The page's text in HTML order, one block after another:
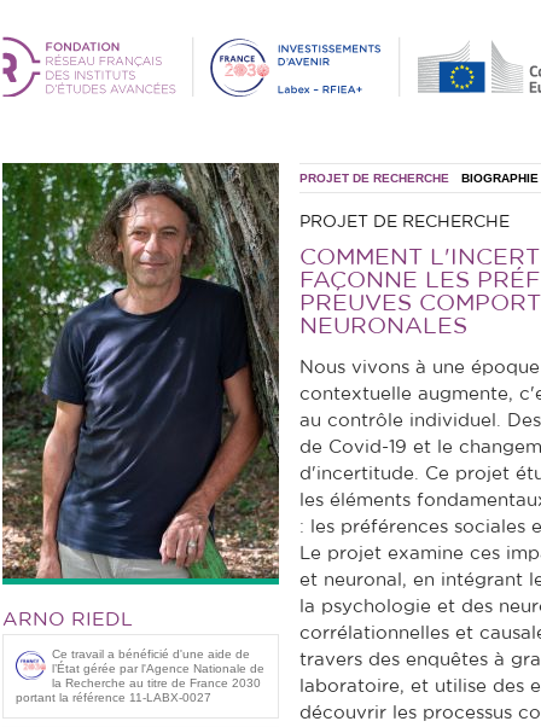
ARNO RIEDL
Ce travail a bénéficié d'une aide de
l’État gérée par l'Agence Nationale de
la Recherche au titre de France 2030
portant la référence 11-LABX-0027
PROJET DE RECHERCHE BIOGRAPHIE
PROJET DE RECHERCHE
COMMENT
FAÇONNE LES
PREUVES
NEURONALES
Nous vivons à une
contextuelle augmente,
au contrôle individuel.
de Covid-19 et le
d'incertitude. Ce projet
les éléments
: les préférences sociales
Le projet examine ces
et neuronal, en intégrant
la psychologie et des
corrélationnelles et
travers des enquêtes à
laboratoire, et utilise des
découvrir les processus